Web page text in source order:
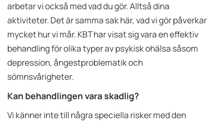
arbetar vi också med vad du gör. Alltså dina
aktiviteter. Det är samma sak här, vad vi gör påverkar
mycket hur vi mår. KBT har visat sig vara en effektiv
behandling för olika typer av psykisk ohälsa såsom
depression, ångestproblematik och
sömnsvårigheter.
Kan behandlingen vara skadlig?
Vi känner inte till några speciella risker med den